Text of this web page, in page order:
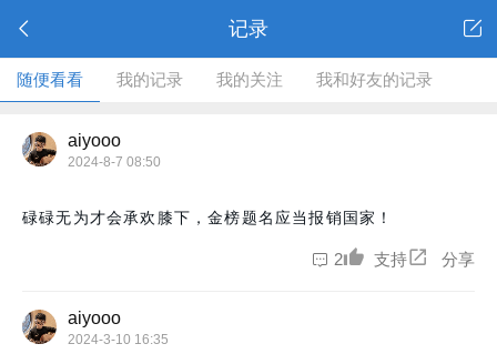
记录
随便看看 我的记录 我的关注 我和好友的记录
aiyooo
2024-8-7 08:50
碌碌无为才会承欢膝下，金榜题名应当报销国家！
2 支持 分享
aiyooo
2024-3-10 16:35